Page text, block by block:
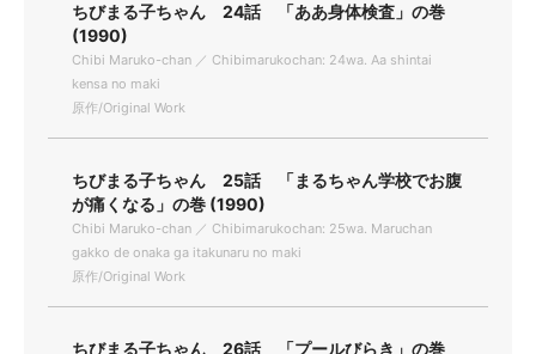
ちびまる子ちゃん 24話 「ああ身体検査」の巻
(1990)
Chibi Maruko-chan ／ Chibimarukochan: 24wa. Aa shintai
kensa no maki
原作/Original Work
ちびまる子ちゃん 25話 「まるちゃん学校でお腹
が痛くなる」の巻 (1990)
Chibi Maruko-chan ／ Chibimarukochan: 25wa. Maruchan
gakko de onaka ga itakunaru no maki
原作/Original Work
ちびまる子ちゃん 26話 「プールびらき」の巻